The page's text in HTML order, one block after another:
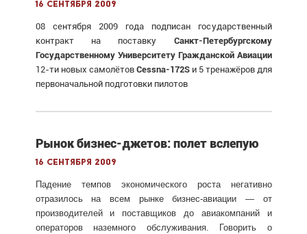
16 сентября 2009
08 сентября 2009 года подписан государственный
контракт на поставку Санкт-Петербургскому
Государственному Университету Гражданской Авиации
12-ти новых самолётов Cessna-172Sи 5 тренажёров для
первоначальной подготовки пилотов
Рынок бизнес-джетов: полет вслепую
16 сентября 2009
Падение темпов экономического роста негативно
отразилось на всем рынке бизнес-авиации — от
производителей и поставщиков до авиакомпаний и
операторов наземного обслуживания. Говорить о